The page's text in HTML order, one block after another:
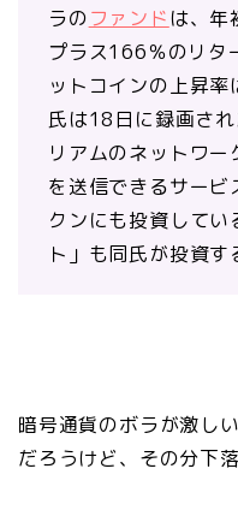
ラのファンドは、年
プラス166％のリタ
ットコインの上昇
氏は18日に録画さ
リアムのネットワ
を送信できるサービ
クンにも投資してい
ト」も同氏が投資す
暗号通貨のボラが激し
だろうけど、その分下